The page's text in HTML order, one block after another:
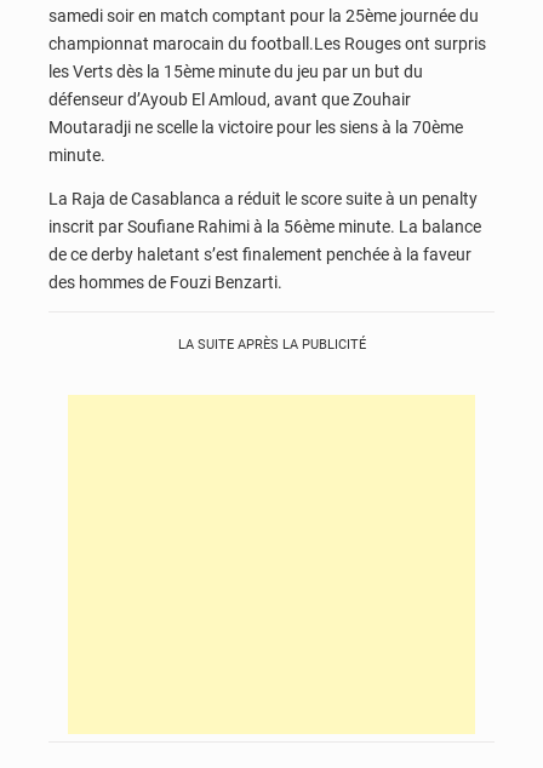
samedi soir en match comptant pour la 25ème journée du
championnat marocain du football.Les Rouges ont surpris
les Verts dès la 15ème minute du jeu par un but du
défenseur d’Ayoub El Amloud, avant que Zouhair
Moutaradji ne scelle la victoire pour les siens à la 70ème
minute.
La Raja de Casablanca a réduit le score suite à un penalty
inscrit par Soufiane Rahimi à la 56ème minute. La balance
de ce derby haletant s’est finalement penchée à la faveur
des hommes de Fouzi Benzarti.
LA SUITE APRÈS LA PUBLICITÉ